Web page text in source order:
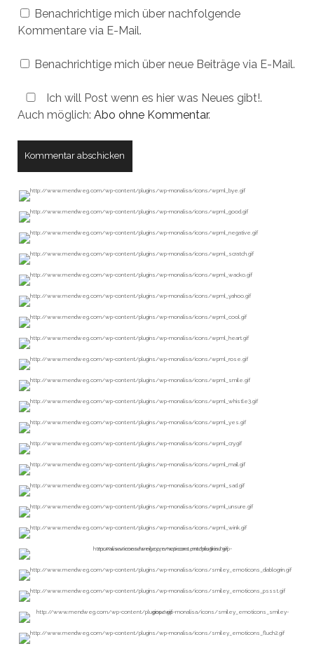
Benachrichtige mich über nachfolgende
Kommentare via E-Mail.
Benachrichtige mich über neue Beiträge via E-Mail.
Ich will Post wenn es hier was Neues gibt!.
Auch möglich: Abo ohne Kommentar.